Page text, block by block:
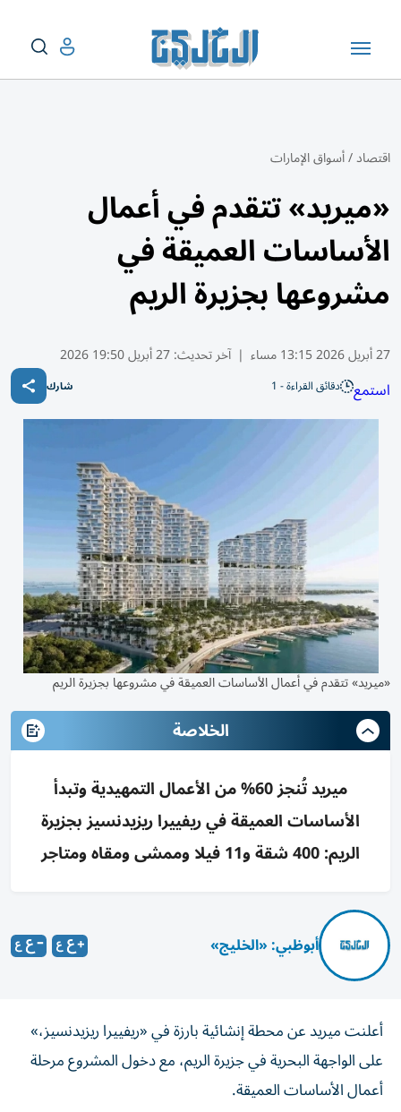
اقتصاد/أسواق الإمارات
«ميريد» تتقدم في أعمال
الأساسات العميقة في
مشروعها بجزيرة الريم
27 أبريل 2026 13:15 مساء | آخر تحديث:27 أبريل 19:50 2026
استمع دقائق القراءة - 1 شارك
«ميريد» تتقدم في أعمال الأساسات العميقة في مشروعها بجزيرة الريم
الخلاصة
ميريد تُنجز 60% من الأعمال التمهيدية وتبدأ
الأساسات العميقة في ريفييرا ريزيدنسيز بجزيرة
الريم: 400 شقة و11 فيلا وممشى ومقاه ومتاجر
أبوظبي: «الخليج»
أعلنت ميريد عن محطة إنشائية بارزة في «ريفييرا ريزيدنسيز،»
على الواجهة البحرية في جزيرة الريم، مع دخول المشروع مرحلة
أعمال الأساسات العميقة.